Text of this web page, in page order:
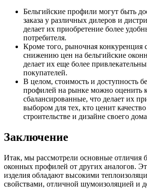
Бельгийские профили могут быть
заказа у различных дилеров и
делает их приобретение более
потребителя.
Кроме того, рыночная конкуренция
снижению цен на бельгийские
делает их еще более
покупателей.
В целом, стоимость и доступность
профилей на рынке можно оценить
сбалансированные, что делает их
выбором для тех, кто ценит
строительстве и дизайне своего
Заключение
Итак, мы рассмотрели основные отличия
оконных профилей от других аналогов.
изделия обладают высокими
свойствами, отличной шумоизоляцией и